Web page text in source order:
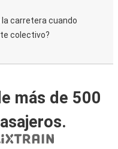
la carretera cuando
colectivo?
más de 500